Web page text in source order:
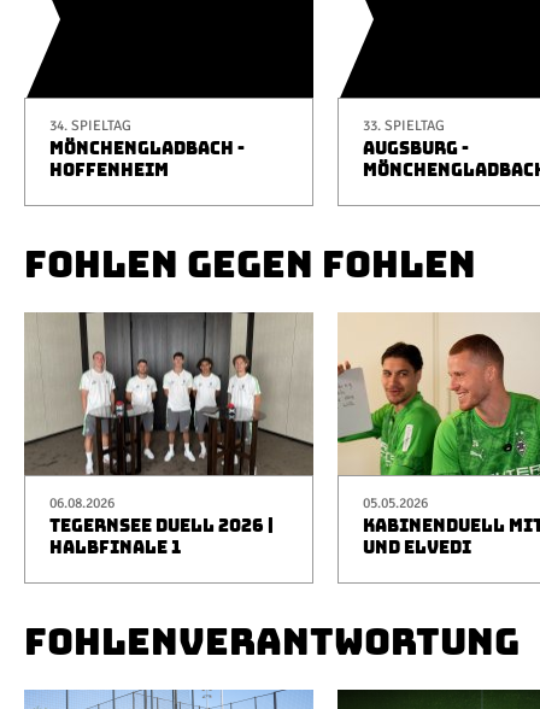
34. SPIELTAG
MÖNCHENGLADBACH -
HOFFENHEIM
33. SPIELTAG
AUGSBURG -
FOHLEN GEGEN FOHLEN
06.08.2026
TEGERNSEE DUELL 2026 |
HALBFINALE 1
05.05.2026
KABINENDUELL
UND ELVEDI
FOHLENVERANTWORTUNG